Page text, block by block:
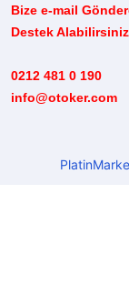
Bize e-mail
Destek
0212 481 0 190
info@otoker.com